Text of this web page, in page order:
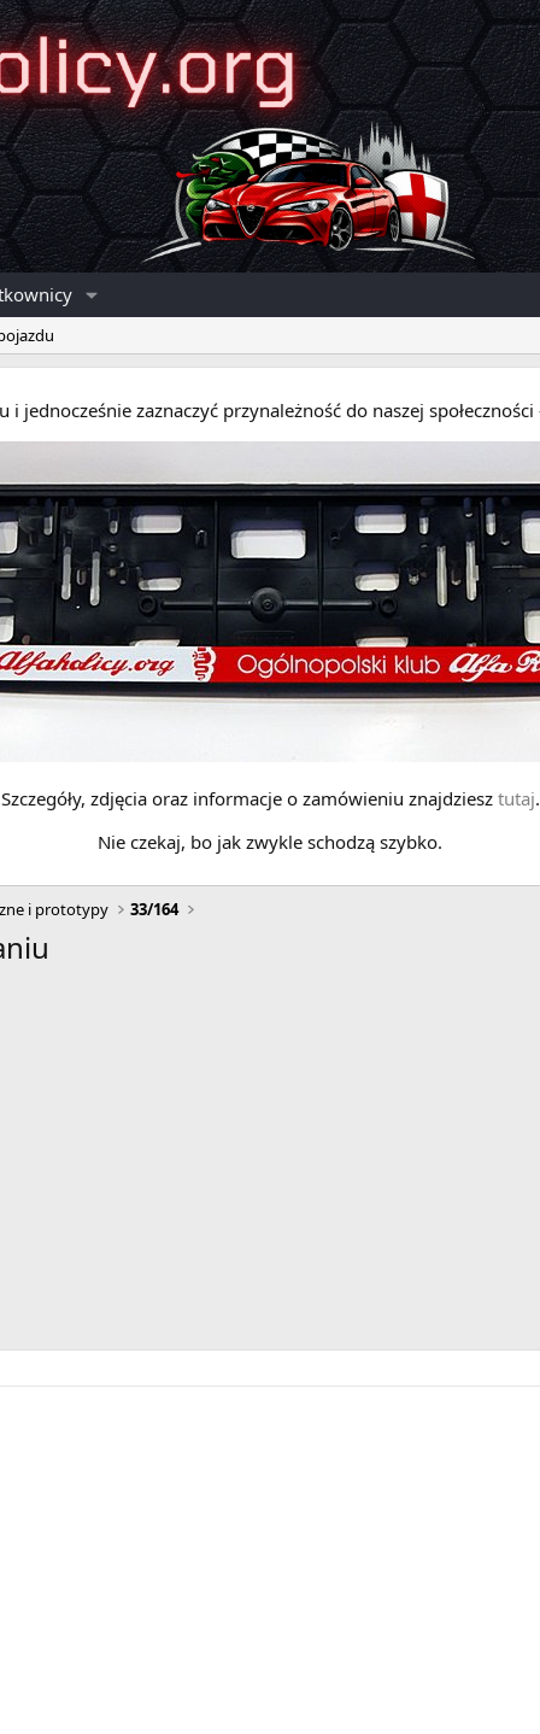
i jednocześnie zaznaczyć przynależność do naszej
Szczegóły, zdjęcia oraz informacje o zamówieniu znajdziesz tutaj.
Nie czekaj, bo jak zwykle schodzą szybko.
i prototypy 33/164